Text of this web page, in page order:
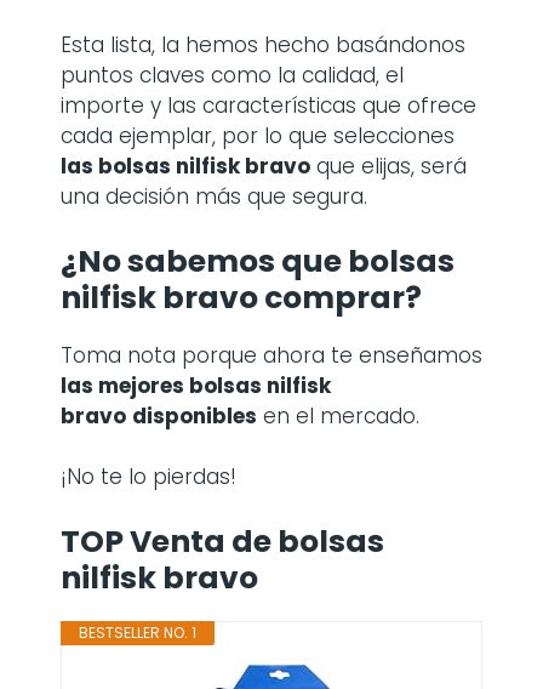
Esta lista, la hemos hecho basándonos
puntos claves como la calidad, el
importe y las características que ofrece
cada ejemplar, por lo que selecciones
las bolsas nilfisk bravo que elijas, será
una decisión más que segura.
¿No sabemos que bolsas
nilfisk bravo comprar?
Toma nota porque ahora te enseñamos
las mejores bolsas nilfisk
bravo disponibles en el mercado.
¡No te lo pierdas!
TOP Venta de bolsas
nilfisk bravo
BESTSELLER NO. 1